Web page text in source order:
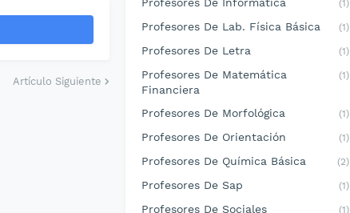
Artículo Siguiente
(1)
Profesores De Lab. Física Básica (1)
Profesores De Letra (1)
Profesores De Matemática
Financiera
(1)
Profesores De Morfológica (1)
Profesores De Orientación (1)
Profesores De Química Básica (2)
Profesores De Sap (1)
Profesores De Sociales (1)